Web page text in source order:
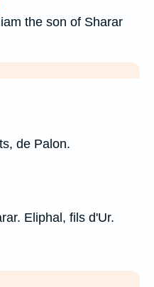
the son of Sharar
de Palon.
Eliphal, fils d'Ur.